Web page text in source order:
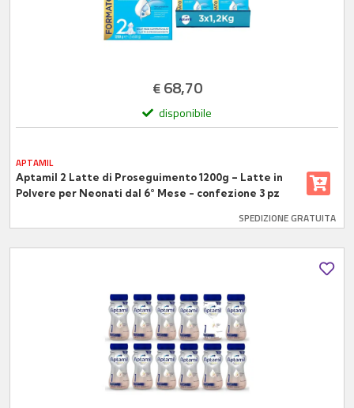
€68,70
disponibile
APTAMIL
Aptamil 2 Latte di Proseguimento 1200g – Latte in
Polvere per Neonati dal 6° Mese - confezione 3 pz
SPEDIZIONE GRATUITA